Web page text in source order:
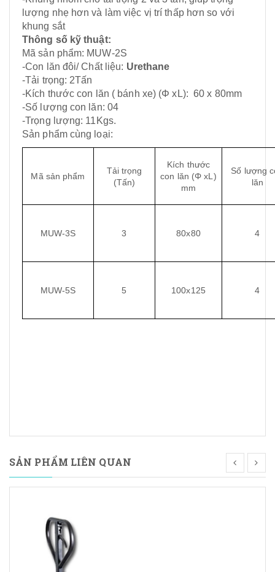
lượng nhẹ hơn và làm việc vị trí thấp hơn so với
khung sắt
Thông số kỹ thuật:
Mã sản phẩm: MUW-2S
-Con lăn đôi/ Chất liệu: Urethane
-Tải trọng: 2Tấn
-Kích thước con lăn ( bánh xe) (Φ xL): 60 x 80mm
-Số lượng con lăn: 04
-Trọng lượng: 11Kgs.
Sản phẩm cùng loại:
Mã sản phẩm
Tải trọng
(Tấn)
Kích thước
con lăn (Φ xL)
mm
Số lượng
lăn
MUW-3S 3 80x80 4
MUW-5S 5 100x125 4
SẢN PHẨM LIÊN QUAN